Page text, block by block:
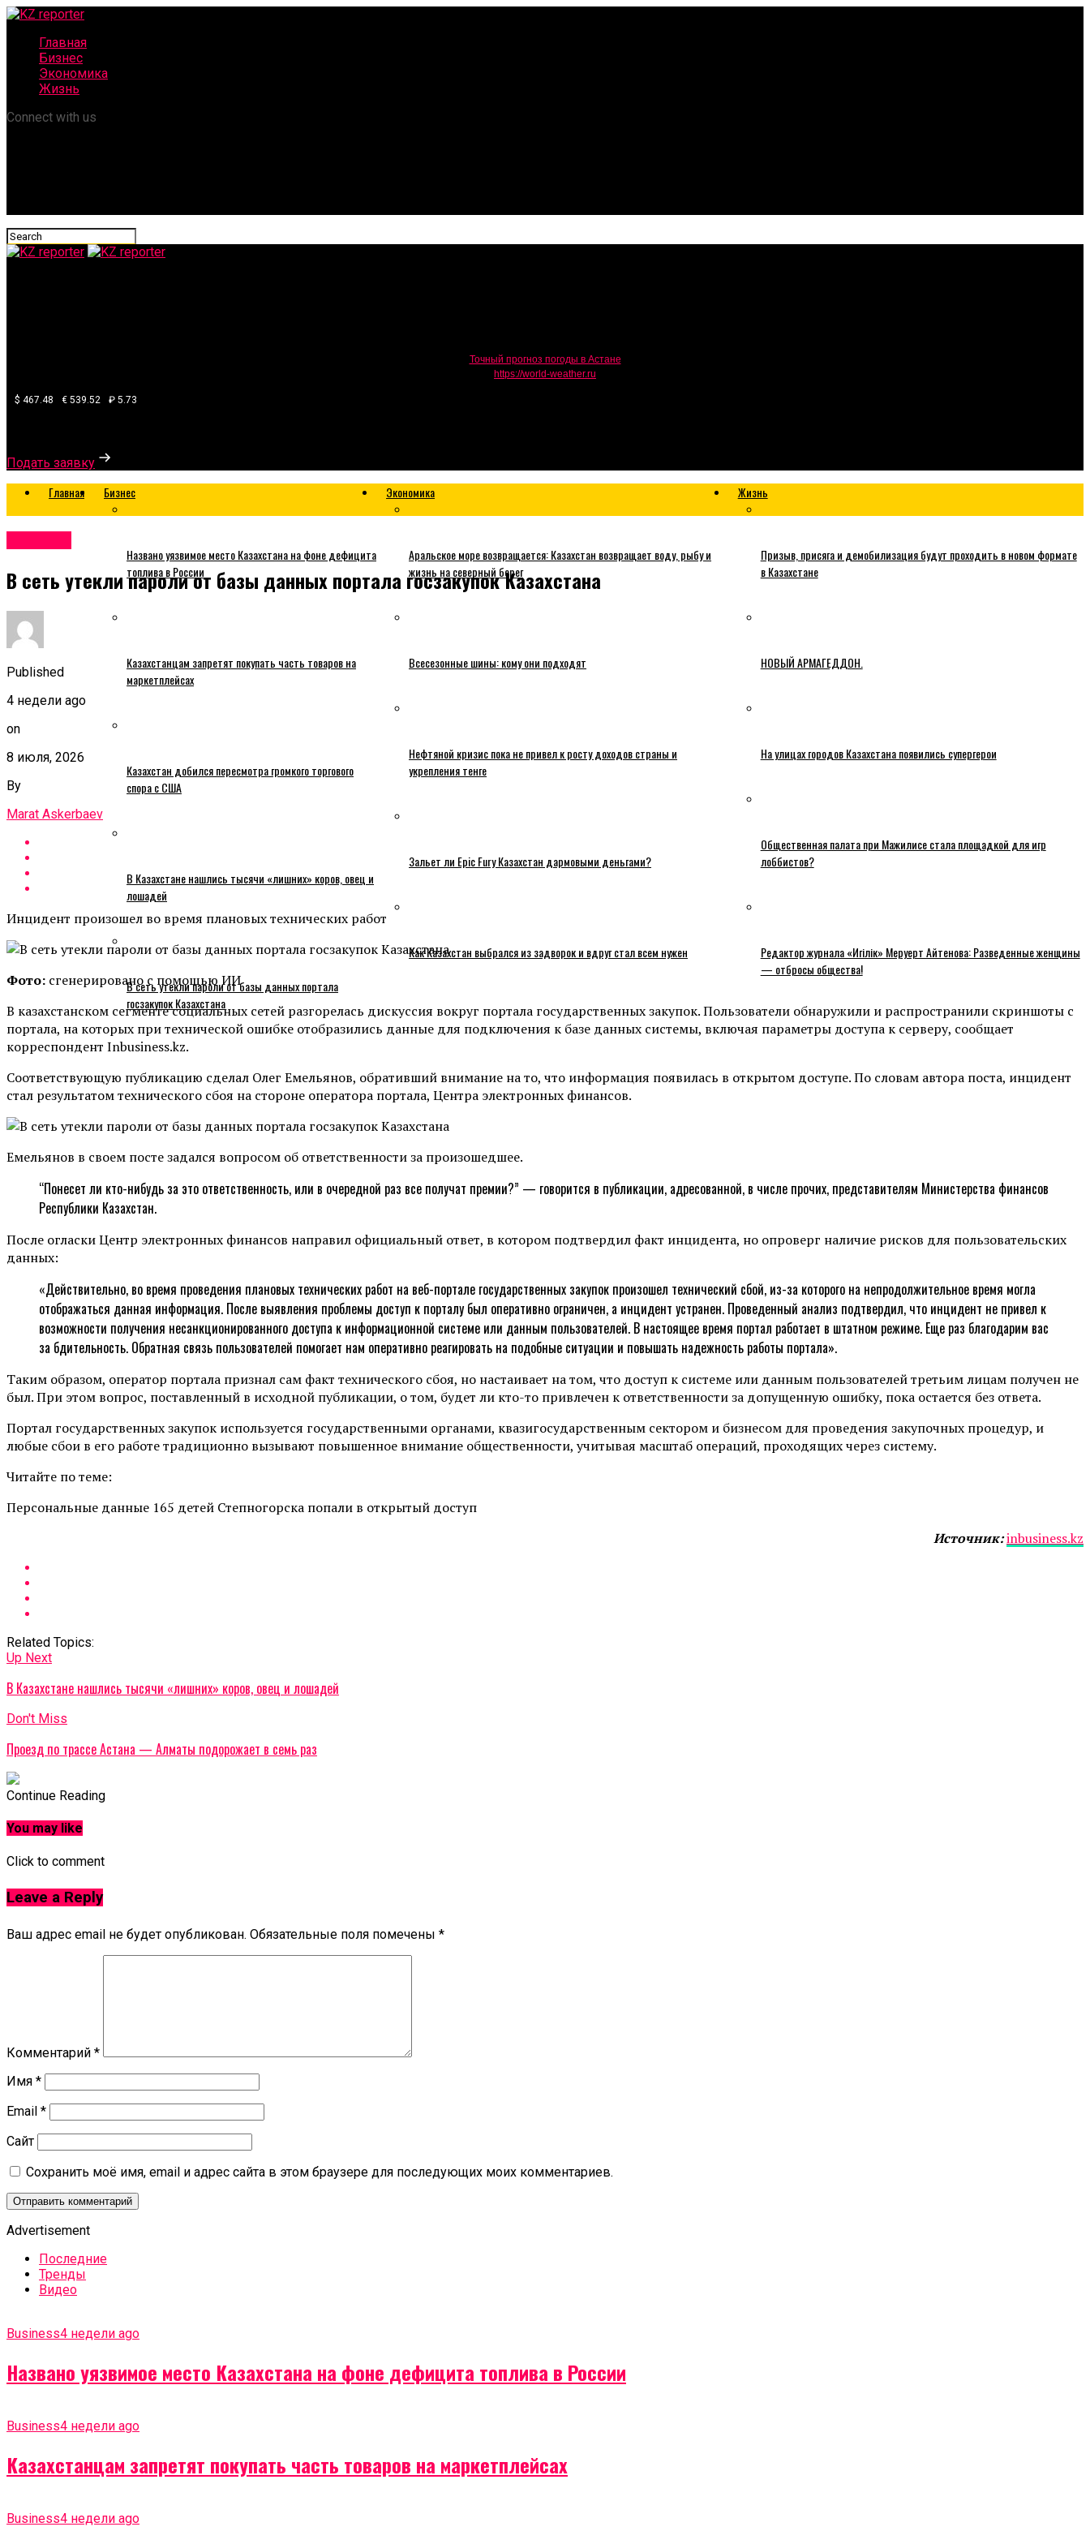
Главная
Бизнес
Экономика
Жизнь
Connect with us
Точный прогноз погоды в Астане
https://world-weather.ru
$ 467.48 € 539.52 ₽ 5.73
Подать заявку
Главная Бизнес
Названо уязвимое место Казахстана на фоне дефицита
топлива в России
Казахстанцам запретят покупать часть товаров на
маркетплейсах
Казахстан добился пересмотра громкого торгового
спора с США
В Казахстане нашлись тысячи «лишних» коров, овец и
лошадей
В сеть утекли пароли от базы данных портала
госзакупок Казахстана
Экономика
Аральское море возвращается: Казахстан возвращает воду, рыбу и
жизнь на северный берег
Всесезонные шины: кому они подходят
Нефтяной кризис пока не привел к росту доходов страны и
укрепления тенге
Зальет ли Epic Fury Казахстан дармовыми деньгами?
Как Казахстан выбрался из задворок и вдруг стал всем нужен
Жизнь
Призыв, присяга и демобилизация будут проходить в новом формате
в Казахстане
НОВЫЙ АРМАГЕДДОН.
На улицах городов Казахстана появились супергерои
Общественная палата при Мажилисе стала площадкой для игр
лоббистов?
Редактор журнала «Игілік» Меруерт Айтенова: Разведенные женщины
— отбросы общества!
В сеть утекли пароли от базы данных портала госзакупок Казахстана
Published
4 недели ago
on
8 июля, 2026
By
Marat Askerbaev
Инцидент произошел во время плановых технических работ
Фото: сгенерировано с помощью ИИ
В казахстанском сегменте социальных сетей разгорелась дискуссия вокруг портала государственных закупок. Пользователи обнаружили и распространили скриншоты с
портала, на которых при технической ошибке отобразились данные для подключения к базе данных системы, включая параметры доступа к серверу, сообщает
корреспондент Inbusiness.kz.
Соответствующую публикацию сделал Олег Емельянов, обративший внимание на то, что информация появилась в открытом доступе. По словам автора поста, инцидент
стал результатом технического сбоя на стороне оператора портала, Центра электронных финансов.
Емельянов в своем посте задался вопросом об ответственности за произошедшее.
“Понесет ли кто-нибудь за это ответственность, или в очередной раз все получат премии?” — говорится в публикации, адресованной, в числе прочих, представителям Министерства финансов
Республики Казахстан.
После огласки Центр электронных финансов направил официальный ответ, в котором подтвердил факт инцидента, но опроверг наличие рисков для пользовательских
данных:
«Действительно, во время проведения плановых технических работ на веб-портале государственных закупок произошел технический сбой, из-за которого на непродолжительное время могла
отображаться данная информация. После выявления проблемы доступ к порталу был оперативно ограничен, а инцидент устранен. Проведенный анализ подтвердил, что инцидент не привел к
возможности получения несанкционированного доступа к информационной системе или данным пользователей. В настоящее время портал работает в штатном режиме. Еще раз благодарим вас
за бдительность. Обратная связь пользователей помогает нам оперативно реагировать на подобные ситуации и повышать надежность работы портала».
Таким образом, оператор портала признал сам факт технического сбоя, но настаивает на том, что доступ к системе или данным пользователей третьим лицам получен не
был. При этом вопрос, поставленный в исходной публикации, о том, будет ли кто-то привлечен к ответственности за допущенную ошибку, пока остается без ответа.
Портал государственных закупок используется государственными органами, квазигосударственным сектором и бизнесом для проведения закупочных процедур, и
любые сбои в его работе традиционно вызывают повышенное внимание общественности, учитывая масштаб операций, проходящих через систему.
Читайте по теме:
Персональные данные 165 детей Степногорска попали в открытый доступ
Источник:inbusiness.kz
Related Topics:
Up Next
В Казахстане нашлись тысячи «лишних» коров, овец и лошадей
Don't Miss
Проезд по трассе Астана — Алматы подорожает в семь раз
Continue Reading
You may like
Click to comment
Leave a Reply
Ваш адрес email не будет опубликован. Обязательные поля помечены *
Комментарий *
Имя *
Email *
Сайт
Сохранить моё имя, email и адрес сайта в этом браузере для последующих моих комментариев.
Advertisement
Последние
Тренды
Видео
Business4 недели ago
Названо уязвимое место Казахстана на фоне дефицита топлива в России
Business4 недели ago
Казахстанцам запретят покупать часть товаров на маркетплейсах
Business4 недели ago